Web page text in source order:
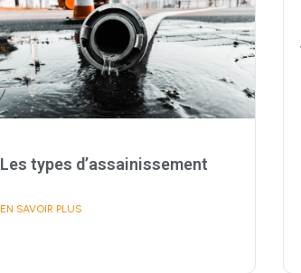
Les types d’assainissement
EN SAVOIR PLUS